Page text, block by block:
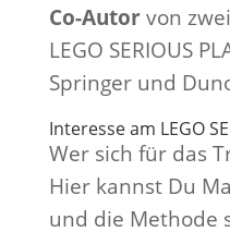
Co-Autorvon
LEGO SERIOUS
Springer und
Interesse am LEGO
Wer sich für das
Hier kannst Du
und die Methode